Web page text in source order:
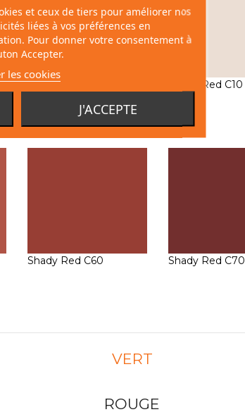
Shady Red B80 Shady Red C10
Shady Red C60 Shady Red C70
VERT
ROUGE
et ceux de tiers pour améliorer nos
liées à vos préférences en
Pour donner votre consentement à
Accepter.
les cookies
J'ACCEPTE